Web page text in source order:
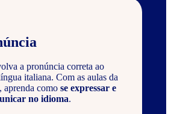
a pronúncia correta ao
italiana. Com as aulas da
aprenda como se expressar e
no idioma.